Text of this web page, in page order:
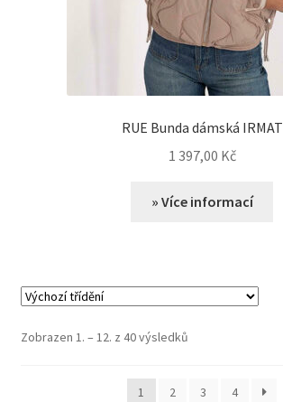
RUE Bunda dámská IRMAT
1 397,00 Kč
» Více informací
Zobrazen 1. – 12. z 40 výsledků
1 2 3 4